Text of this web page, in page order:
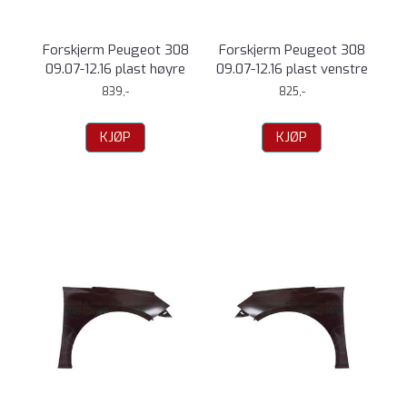
Forskjerm Peugeot 308
09.07-12.16 plast høyre
839,-
KJØP
Forskjerm Peugeot 308
09.07-12.16 plast venstre
825,-
KJØP